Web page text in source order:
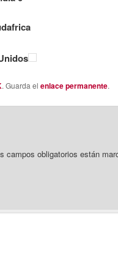
. Guarda el enlace permanente.
campos obligatorios están